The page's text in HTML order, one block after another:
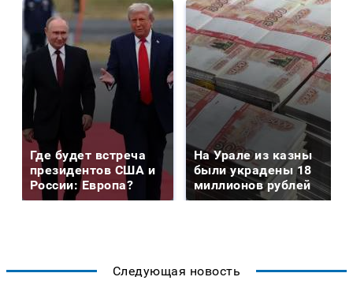
Где будет встреча
президентов США и
России: Европа?
На Урале из казны
были украдены 18
миллионов рублей
Следующая новость